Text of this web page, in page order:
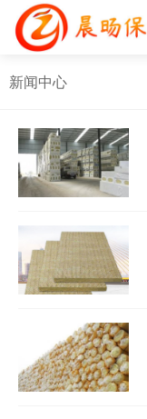
新闻中心